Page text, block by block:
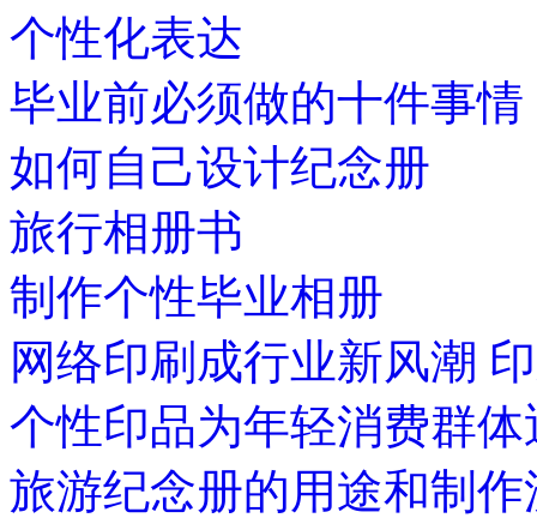
个性化表达
毕业前必须做的十件事情
如何自己设计纪念册
旅行相册书
制作个性毕业相册
网络印刷成行业新风潮
个性印品为年轻消费群
旅游纪念册的用途和制作